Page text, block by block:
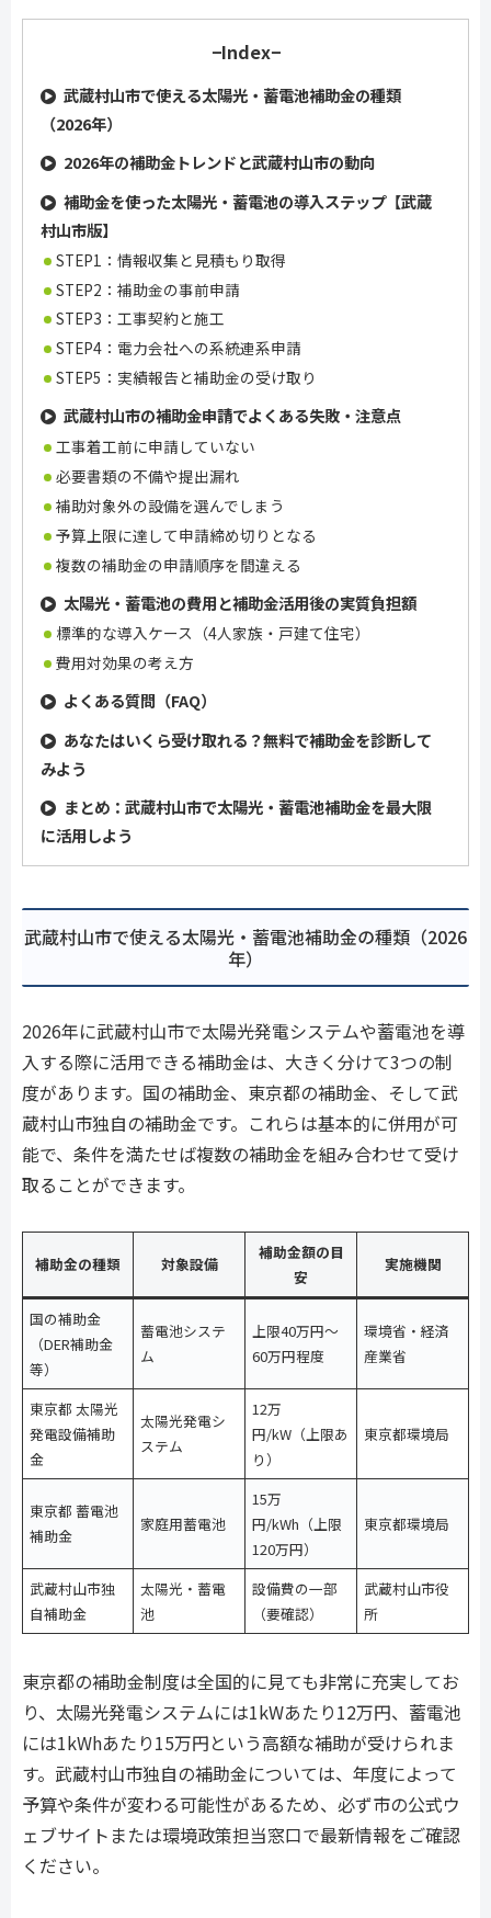
−Index−
武蔵村山市で使える太陽光・蓄電池補助金の種類
（2026年）
2026年の補助金トレンドと武蔵村山市の動向
補助金を使った太陽光・蓄電池の導入ステップ【武蔵
村山市版】
STEP1：情報収集と見積もり取得
STEP2：補助金の事前申請
STEP3：工事契約と施工
STEP4：電力会社への系統連系申請
STEP5：実績報告と補助金の受け取り
武蔵村山市の補助金申請でよくある失敗・注意点
工事着工前に申請していない
必要書類の不備や提出漏れ
補助対象外の設備を選んでしまう
予算上限に達して申請締め切りとなる
複数の補助金の申請順序を間違える
太陽光・蓄電池の費用と補助金活用後の実質負担額
標準的な導入ケース（4人家族・戸建て住宅）
費用対効果の考え方
よくある質問（FAQ）
あなたはいくら受け取れる？無料で補助金を診断して
みよう
まとめ：武蔵村山市で太陽光・蓄電池補助金を最大限
に活用しよう
武蔵村山市で使える太陽光・蓄電池補助金の種類（2026
年）
2026年に武蔵村山市で太陽光発電システムや蓄電池を導
入する際に活用できる補助金は、大きく分けて3つの制
度があります。国の補助金、東京都の補助金、そして武
蔵村山市独自の補助金です。これらは基本的に併用が可
能で、条件を満たせば複数の補助金を組み合わせて受け
取ることができます。
補助金の種類 対象設備
補助金額の目
安
実施機関
国の補助金
（DER補助金
等）
蓄電池システ
ム
上限40万円〜
60万円程度
環境省・経済
産業省
東京都 太陽光
発電設備補助
金
太陽光発電シ
ステム
12万
円/kW（上限あ
り）
東京都環境局
東京都 蓄電池
補助金
家庭用蓄電池
15万
円/kWh（上限
120万円）
東京都環境局
武蔵村山市独
自補助金
太陽光・蓄電
池
設備費の一部
（要確認）
武蔵村山市役
所
東京都の補助金制度は全国的に見ても非常に充実してお
り、太陽光発電システムには1kWあたり12万円、蓄電池
には1kWhあたり15万円という高額な補助が受けられま
す。武蔵村山市独自の補助金については、年度によって
予算や条件が変わる可能性があるため、必ず市の公式ウ
ェブサイトまたは環境政策担当窓口で最新情報をご確認
ください。